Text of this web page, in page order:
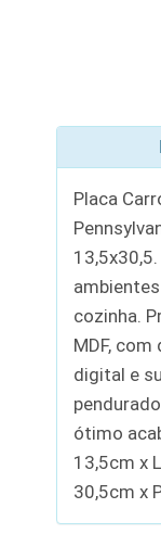
Placa
cozinha.
MDF,
digital e
ótimo
13,5cm x
30,5cm x